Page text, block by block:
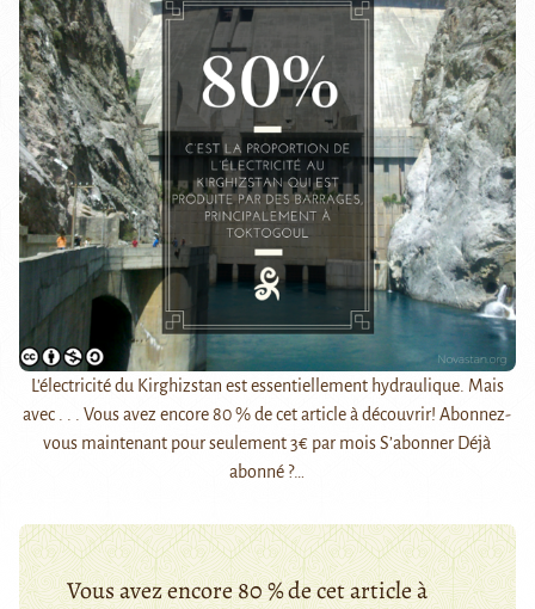
L'électricité du Kirghizstan est essentiellement hydraulique. Mais
avec . . . Vous avez encore 80 % de cet article à découvrir! Abonnez-
vous maintenant pour seulement 3€ par mois S’abonner Déjà
abonné ?…
Vous avez encore 80 % de cet article à